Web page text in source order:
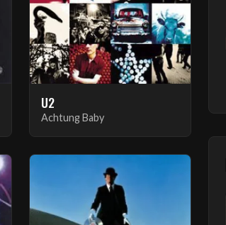
U2
Achtung Baby